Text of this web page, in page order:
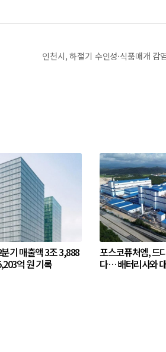
인천시, 하절기 수인성·식품매개 감
기 매출액 3조 3,888
억 원 기록
포스코퓨처엠, 드
다… 배터리사와